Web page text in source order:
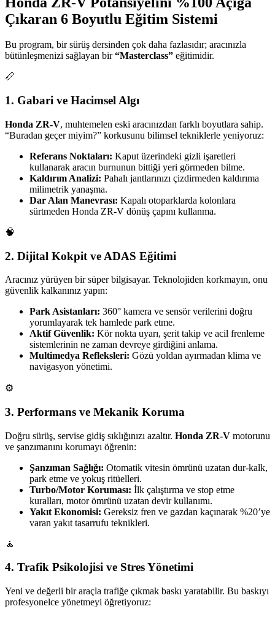
Çıkaran 6 Boyutlu Eğitim Sistemi
Bu program, bir sürüş dersinden çok daha fazlasıdır; aracınızla
bütünleşmenizi sağlayan bir“Masterclass” eğitimidir.
📏
1. Gabari ve Hacimsel Algı
Honda ZR-V, muhtemelen eski aracınızdan farklı boyutlara sahip.
“Buradan geçer miyim?” korkusunu bilimsel tekniklerle yeniyoruz:
Referans Noktaları: Kaput üzerindeki gizli işaretleri
kullanarak aracın burnunun bittiği yeri görmeden bilme.
Kaldırım Analizi: Pahalı jantlarınızı çizdirmeden kaldırıma
milimetrik yanaşma.
Dar Alan Manevrası: Kapalı otoparklarda kolonlara
sürtmeden Honda ZR-V dönüş çapını kullanma.
🧠
2. Dijital Kokpit ve ADAS Eğitimi
Aracınız yürüyen bir süper bilgisayar. Teknolojiden korkmayın, onu
güvenlik kalkanınız yapın:
Park Asistanları: 360° kamera ve sensör verilerini doğru
yorumlayarak tek hamlede park etme.
Aktif Güvenlik: Kör nokta uyarı, şerit takip ve acil frenleme
sistemlerinin ne zaman devreye girdiğini anlama.
Multimedya Refleksleri: Gözü yoldan ayırmadan klima ve
navigasyon yönetimi.
⚙️
3. Performans ve Mekanik Koruma
Doğru sürüş, servise gidiş sıklığınızı azaltır. Honda ZR-V motorunu
ve şanzımanını korumayı öğrenin:
Şanzıman Sağlığı: Otomatik vitesin ömrünü uzatan dur-kalk,
park etme ve yokuş ritüelleri.
Turbo/Motor Koruması: İlk çalıştırma ve stop etme
kuralları, motor ömrünü uzatan devir kullanımı.
Yakıt Ekonomisi: Gereksiz fren ve gazdan kaçınarak %20’ye
varan yakıt tasarrufu teknikleri.
🧘
4. Trafik Psikolojisi ve Stres Yönetimi
Yeni ve değerli bir araçla trafiğe çıkmak baskı yaratabilir. Bu baskıyı
profesyonelce yönetmeyi öğretiyoruz: